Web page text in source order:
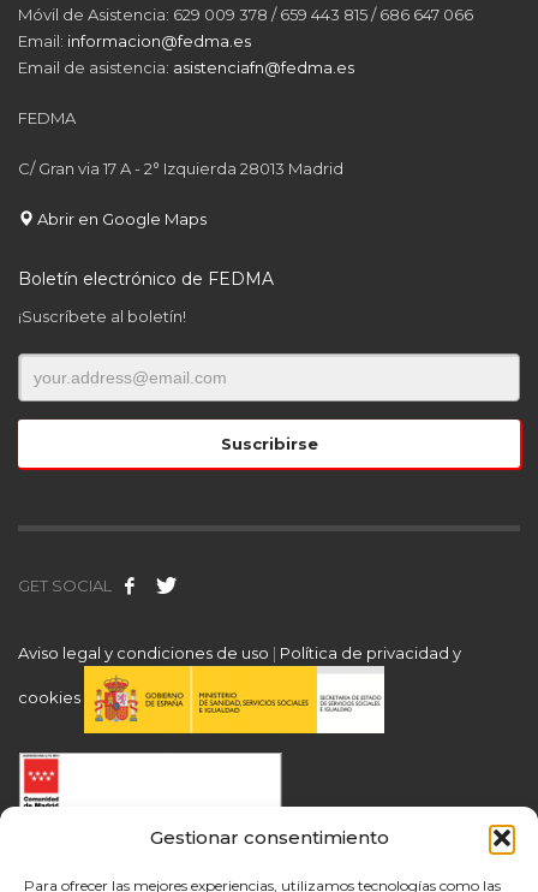
Gestionar consentimiento
Para ofrecer las mejores experiencias, utilizamos tecnologías como las
Móvil de Asistencia: 629 009 378 / 659 443 815 / 686 647 066
Email: informacion@fedma.es
Email de asistencia: asistenciafn@fedma.es
FEDMA
C/ Gran via 17 A - 2° Izquierda 28013 Madrid
Abrir en Google Maps
Boletín electrónico de FEDMA
¡Suscríbete al boletín!
GET SOCIAL
Aviso legal y condiciones de uso | Política de privacidad y
cookies